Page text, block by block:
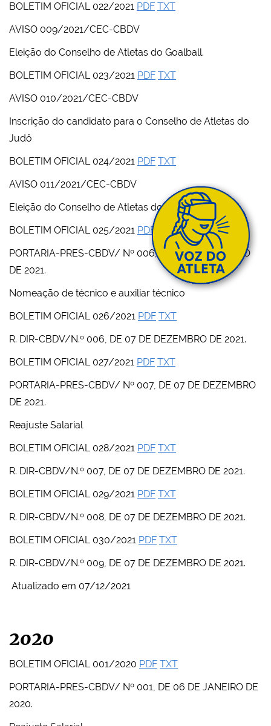
BOLETIM OFICIAL 022/2021 PDF TXT
AVISO 009/2021/CEC-CBDV
Eleição do Conselho de Atletas do Goalball.
BOLETIM OFICIAL 023/2021 PDF TXT
AVISO 010/2021/CEC-CBDV
Inscrição do candidato para o Conselho de Atletas do
Judô
BOLETIM OFICIAL 024/2021 PDF TXT
AVISO 011/2021/CEC-CBDV
Eleição do Conselho de Atletas do Judô
BOLETIM OFICIAL 025/2021 PDF
TXT
PORTARIA-PRES-CBDV/ Nº 006, DE 01 DE OUTUBRO
DE 2021.
Nomeação de técnico e auxiliar técnico
BOLETIM OFICIAL 026/2021 PDF TXT
R. DIR-CBDV/N.º 006, DE 07 DE DEZEMBRO DE 2021.
BOLETIM OFICIAL 027/2021 PDF TXT
PORTARIA-PRES-CBDV/ Nº 007, DE 07 DE DEZEMBRO
DE 2021.
Reajuste Salarial
BOLETIM OFICIAL 028/2021 PDF TXT
R. DIR-CBDV/N.º 007, DE 07 DE DEZEMBRO DE 2021.
BOLETIM OFICIAL 029/2021 PDF TXT
R. DIR-CBDV/N.º 008, DE 07 DE DEZEMBRO DE 2021.
BOLETIM OFICIAL 030/2021 PDF TXT
R. DIR-CBDV/N.º 009, DE 07 DE DEZEMBRO DE 2021.
Atualizado em 07/12/2021
2020
BOLETIM OFICIAL 001/2020 PDF TXT
PORTARIA-PRES-CBDV/ Nº 001, DE 06 DE JANEIRO DE
2020.